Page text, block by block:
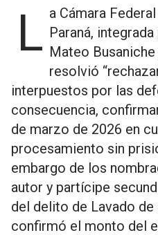
La Cámara Federal de Apelaciones de Paraná,
Mateo
resolvió
interpuestos por las
consecuencia,
de marzo de 2026 en
procesamiento sin
embargo de los
autor y partícipe
del delito de Lavado de
confirmó el monto del